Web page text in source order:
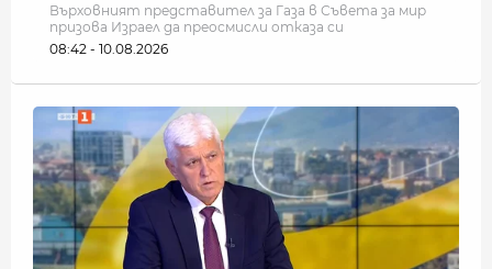
Върховният представител за Газа в Съвета за мир
призова Израел да преосмисли отказа си
08:42 - 10.08.2026